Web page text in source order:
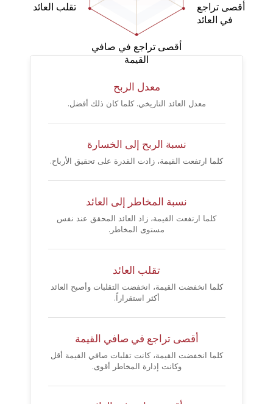
تقلب العائد
أقصى تراجع
في العائد
أقصى تراجع في صافي
القيمة
معدل الربح
معدل العائد التاريخي. كلما كان ذلك أفضل.
نسبة الربح إلى الخسارة
كلما ارتفعت القيمة، زادت القدرة على تحقيق الأرباح.
نسبة المخاطر إلى العائد
كلما ارتفعت القيمة، زاد العائد المحقق عند نفس
مستوى المخاطر.
تقلب العائد
كلما انخفضت القيمة، انخفضت التقلبات وأصبح العائد
أكثر استقراراً.
أقصى تراجع في صافي القيمة
كلما انخفضت القيمة، كانت تقلبات صافي القيمة أقل
وكانت إدارة المخاطر أقوى.